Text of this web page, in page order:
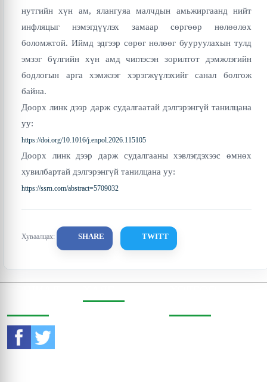
нутгийн хүн ам, ялангуяа малчдын амьжиргаанд нийт
инфляцыг нэмэгдүүлэх замаар сөргөөр нөлөөлөх
боломжтой. Иймд эдгээр сөрөг нөлөөг бууруулахын тулд
эмзэг бүлгийн хүн амд чиглэсэн зорилтот дэмжлэгийн
бодлогын арга хэмжээг хэрэгжүүлэхийг санал болгож
байна.
Доорх линк дээр дарж судалгаатай дэлгэрэнгүй танилцана
уу:
https://doi.org/10.1016/j.enpol.2026.115105
Доорх линк дээр дарж судалгааны хэвлэгдэхээс өмнөх
хувилбартай дэлгэрэнгүй танилцана уу:
https://ssrn.com/abstract=5709032
Хуваалцах: SHARE TWITT